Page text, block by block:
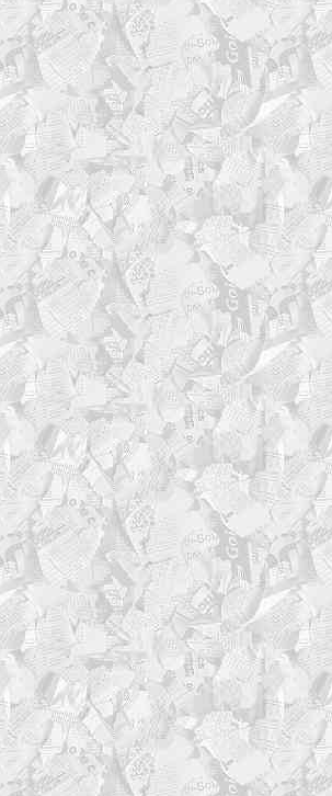
%s
"%*s"
\
\
"%*s"
{
"$LOG_FILE"
1 ]]; then
{
#
ts
'+%Y-%m-%d
|